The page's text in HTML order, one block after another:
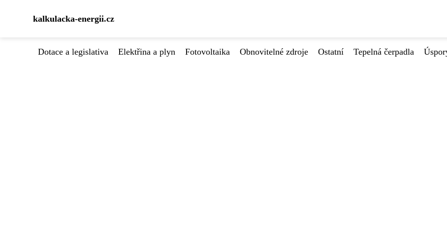
kalkulacka-energii.cz
Dotace a legislativa Elektřina a plyn Fotovoltaika Obnovitelné zdroje Ostatní Tepelná čerpadla